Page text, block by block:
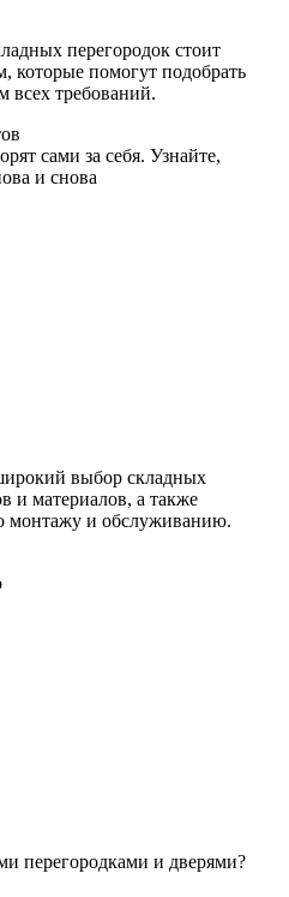
перегородок стоит
которые помогут подобрать
всех требований.
сами за себя. Узнайте,
и снова
выбор складных
и материалов, а также
монтажу и обслуживанию.
перегородками и дверями?